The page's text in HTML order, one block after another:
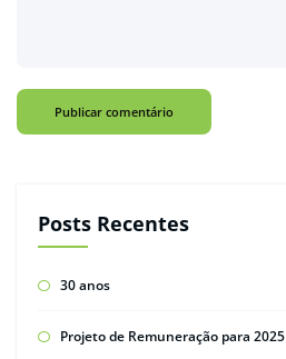
Posts Recentes
30 anos
Projeto de Remuneração para 2025